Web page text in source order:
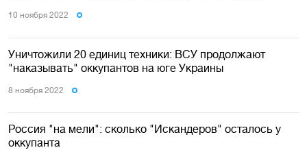
10 ноября 2022
Уничтожили 20 единиц техники: ВСУ продолжают
"наказывать" оккупантов на юге Украины
8 ноября 2022
Россия "на мели": сколько "Искандеров" осталось у
оккупанта